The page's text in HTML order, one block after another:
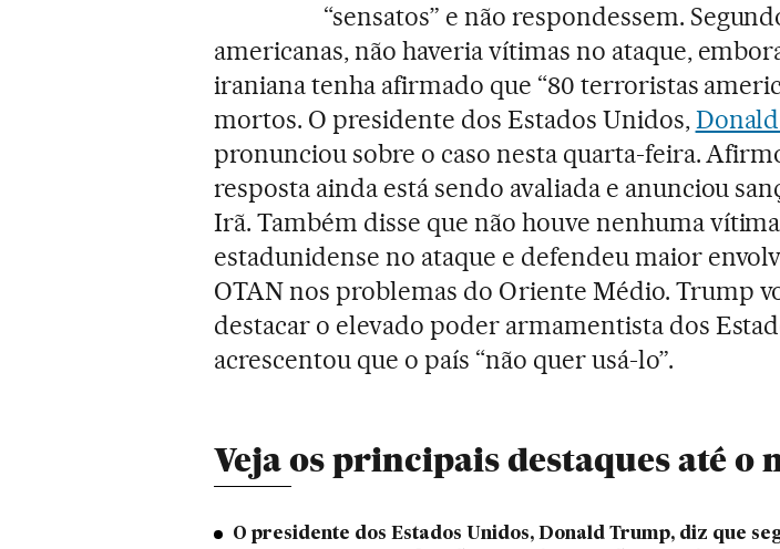
“sensatos” e não respondessem.
americanas, não haveria vítimas no ataque,
iraniana tenha afirmado que “80 terroristas
mortos. O presidente dos Estados Unidos,
pronunciou sobre o caso nesta quarta-feira.
resposta ainda está sendo avaliada e anunciou
Irã. Também disse que não houve nenhuma vítima
estadunidense no ataque e defendeu maior
OTAN nos problemas do Oriente Médio. Trump
destacar o elevado poder armamentista dos
acrescentou que o país “não quer usá-lo”.
Veja os principais destaques até o
O presidente dos Estados Unidos, Donald Trump, diz que